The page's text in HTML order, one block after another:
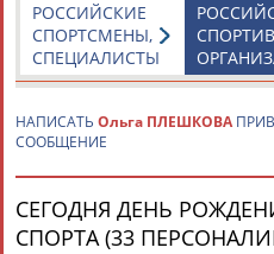
РОССИЙСКИЕ
СПОРТСМЕНЫ,
СПЕЦИАЛИСТЫ
НАПИСАТЬ Ольга ПЛЕШКОВА
СООБЩЕНИЕ
СЕГОДНЯ ДЕНЬ
СПОРТА (33